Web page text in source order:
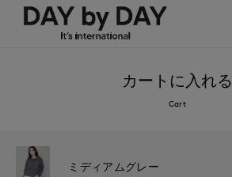
カートに入れる
Cart
ミディアムグレー